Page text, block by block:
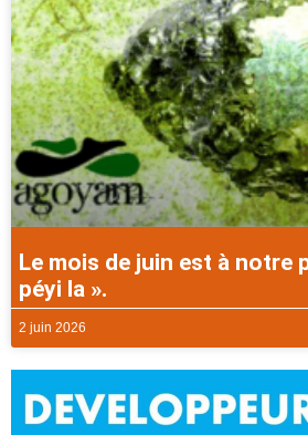
Le mois de juin est à notre
péyi la ».
2 juin 2026